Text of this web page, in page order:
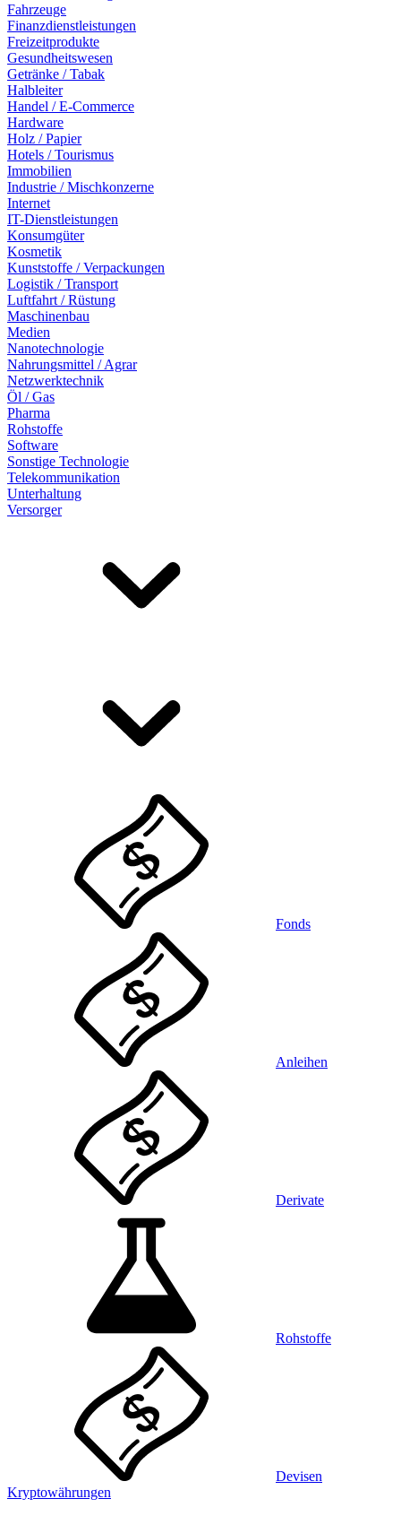
Fahrzeuge
Finanzdienstleistungen
Freizeitprodukte
Gesundheitswesen
Getränke / Tabak
Halbleiter
Handel / E-Commerce
Hardware
Holz / Papier
Hotels / Tourismus
Immobilien
Industrie / Mischkonzerne
Internet
IT-Dienstleistungen
Konsumgüter
Kosmetik
Kunststoffe / Verpackungen
Logistik / Transport
Luftfahrt / Rüstung
Maschinenbau
Medien
Nanotechnologie
Nahrungsmittel / Agrar
Netzwerktechnik
Öl / Gas
Pharma
Rohstoffe
Software
Sonstige Technologie
Telekommunikation
Unterhaltung
Versorger
Fonds
Anleihen
Derivate
Rohstoffe
Devisen
Kryptowährungen